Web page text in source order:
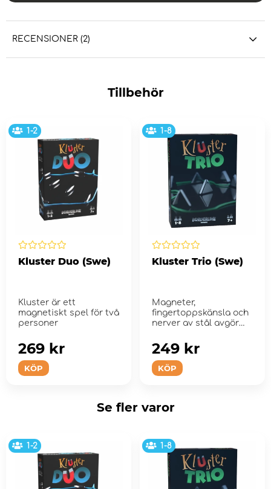
RECENSIONER (2)
Tillbehör
1-2
Kluster Duo (Swe)
Kluster är ett
magnetiskt spel för två
personer
KÖP
269 kr
1-8
Kluster Trio (Swe)
Magneter,
fingertoppskänsla och
nerver av stål avgör
KÖP
249 kr
Se fler varor
1-2 1-8